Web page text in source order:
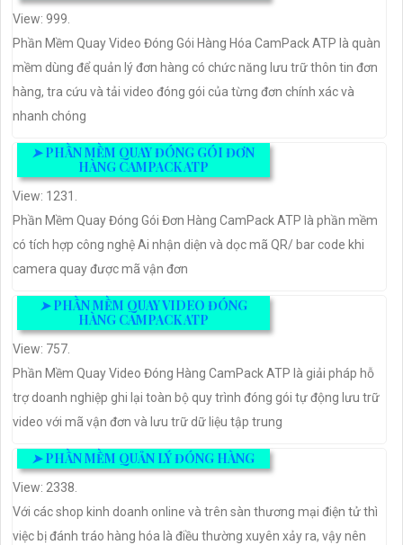
View: 999.
Phần Mềm Quay Video Đóng Gói Hàng Hóa CamPack ATP là quàn
mềm dùng để quản lý đơn hàng có chức năng lưu trữ thôn tin đơn
hàng, tra cứu và tải video đóng gói của từng đơn chính xác và
nhanh chóng
➤PHẦN MỀM QUAY ĐÓNG GÓI ĐƠN
HÀNG CAMPACK ATP
View: 1231.
Phần Mềm Quay Đóng Gói Đơn Hàng CamPack ATP là phần mềm
có tích hợp công nghệ Ai nhận diện và dọc mã QR/ bar code khi
camera quay được mã vận đơn
➤PHẦN MỀM QUAY VIDEO ĐÓNG
HÀNG CAMPACK ATP
View: 757.
Phần Mềm Quay Video Đóng Hàng CamPack ATP là giải pháp hỗ
trợ doanh nghiệp ghi lại toàn bộ quy trình đóng gói tự động lưu trữ
video với mã vận đơn và lưu trữ dữ liệu tập trung
➤PHẦN MỀM QUẢN LÝ ĐÓNG HÀNG
View: 2338.
Với các shop kinh doanh online và trên sàn thương mại điện tử thì
việc bị đánh tráo hàng hóa là điều thường xuyên xảy ra, vậy nên